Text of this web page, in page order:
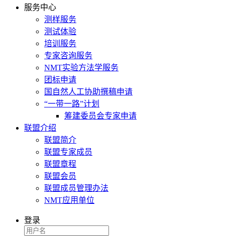
服务中心
测样服务
测试体验
培训服务
专家咨询服务
NMT实验方法学服务
团标申请
国自然人工协助撰稿申请
“一带一路”计划
筹建委员会专家申请
联盟介绍
联盟简介
联盟专家成员
联盟章程
联盟会员
联盟成员管理办法
NMT应用单位
登录